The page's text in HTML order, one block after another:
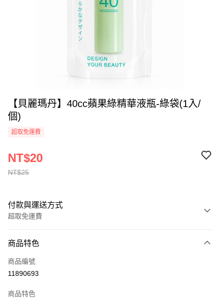
【貝麗瑪丹】40cc蘋果綠精華液瓶-綠袋(1入/
個)
超取免運費
NT$25
NT$20
付款與運送方式
超取免運費
全家線上支付
超商取貨付款
運送方式
商品特色
商品編號
11890693
商品特色